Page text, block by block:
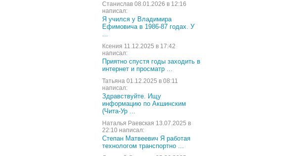
Станислав 08.01.2026 в 12:16
написал:
Я учился у Владимира
Ефимовича в 1986-87 годах. У
...
Ксения 11.12.2025 в 17:42
написал:
Приятно спустя годы заходить в
интернет и просматр ...
Татьяна 01.12.2025 в 08:11
написал:
Здравствуйте. Ищу
информацию по Акшинским
(Чита-Ур ...
Наталья Раевская 13.07.2025 в
22:10 написал:
Степан Матвеевич Я работая
технологом транспортно ...